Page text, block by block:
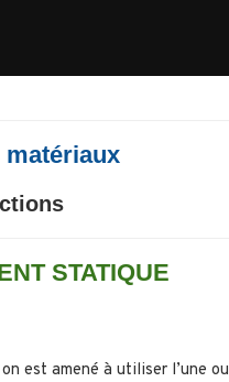
matériaux
STATIQUE
est amené à utiliser l’une ou